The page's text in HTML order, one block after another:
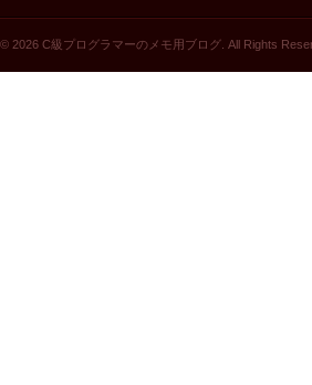
© 2026 C級プログラマーのメモ用ブログ. All Rights